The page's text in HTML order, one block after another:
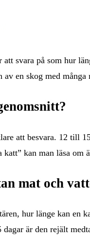
svara på som hur
en skog med
att besvara. 12 till
katt” kan man läsa
mat och
hur länge kan en
är den rejält